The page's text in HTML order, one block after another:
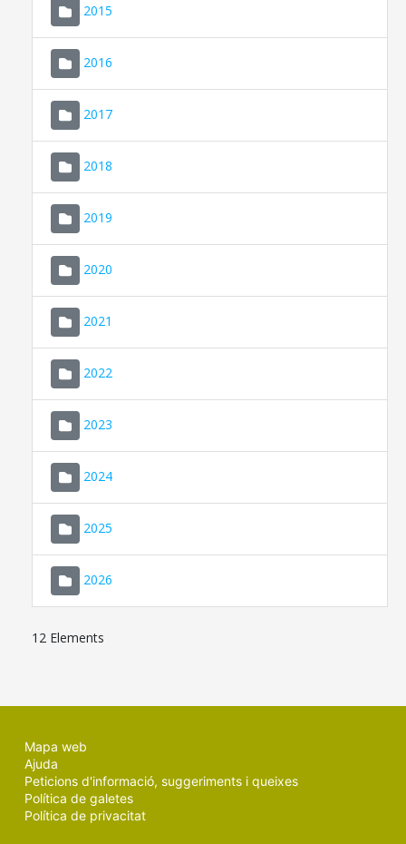
2015
2016
2017
2018
2019
2020
2021
2022
2023
2024
2025
2026
12 Elements
Mapa web
Ajuda
Peticions d'informació, suggeriments i queixes
Política de galetes
Política de privacitat